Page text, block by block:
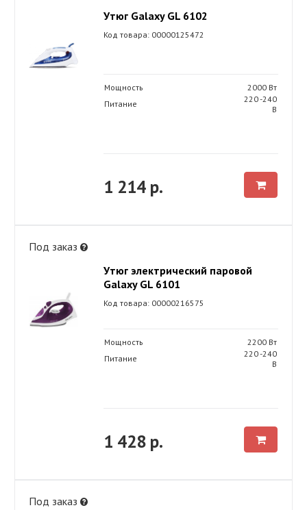
Утюг Galaxy GL 6102
Код товара: 00000125472
Мощность
2000 Вт
Питание
220 -240
В
1 214 р.
Под заказ
Утюг электрический паровой
Galaxy GL 6101
Код товара: 00000216575
Мощность
2200 Вт
Питание
220 -240
В
1 428 р.
Под заказ